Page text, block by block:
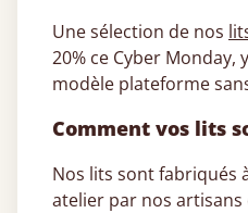
Une sélection de nos
20% ce Cyber
modèle plateforme
Comment vos lits
Nos lits sont fabriqués
atelier par nos